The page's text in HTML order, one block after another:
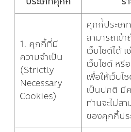
1. คุกกี้ที่มี
ความจำเป็น
(Strictly
Necessary
Cookies)
คุกกี้ประเภ
สามารถเข้
เว็บไซต์ได้
เว็บไซต์ ห
เพื่อให้เว็บ
เป็นปกติ มี
ท่านจะไม่ส
ของคุกกี้ปร